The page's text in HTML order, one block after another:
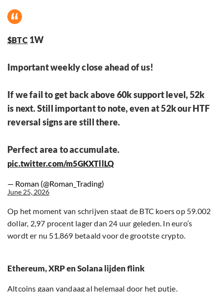
$BTC1W
Important weekly close ahead of us!
If we fail to get back above 60k support level, 52k
is next. Still important to note, even at 52k our HTF
reversal signs are still there.
Perfect area to accumulate.
pic.twitter.com/m5GKXTllLQ
— Roman (@Roman_Trading)
June 25, 2026
Op het moment van schrijven staat de BTC koers op 59.002
dollar, 2,97 procent lager dan 24 uur geleden. In euro’s
wordt er nu 51.869 betaald voor de grootste crypto.
Ethereum, XRP en Solana lijden flink
Altcoins gaan vandaag al helemaal door het putje.